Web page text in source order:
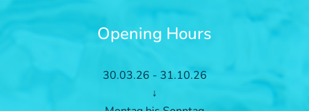
Opening Hours
30.03.26 - 31.10.26
↓